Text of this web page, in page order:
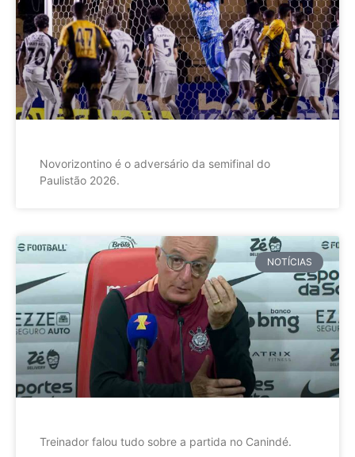
Novorizontino é o adversário da semifinal do
Paulistão 2026.
NOTÍCIAS
Treinador falou tudo sobre a partida no Canindé.